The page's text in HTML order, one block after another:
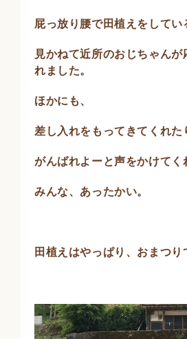
屁っ放り腰で田植えをしてい
見かねて近所のおじちゃんが
れました。
ほかにも、
差し入れをもってきてくれた
がんばれよーと声をかけてく
みんな、あったかい。
田植えはやっぱり、おまつり